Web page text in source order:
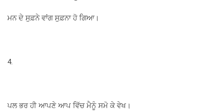
ਮਨ ਦੇ ਸੁਫ਼ਨੇ ਵਾਂਗ ਸੁਫ਼ਨਾ ਹੋ ਗਿਆ।
4.
ਪਲ ਭਰ ਹੀ ਆਪਣੇ ਆਪ ਵਿੱਚ ਮੈਨੂੰ ਸਮੋ ਕੇ ਵੇਖ।